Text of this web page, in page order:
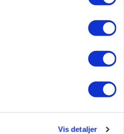
Vis detaljer
i noteringsstrid: Tysk